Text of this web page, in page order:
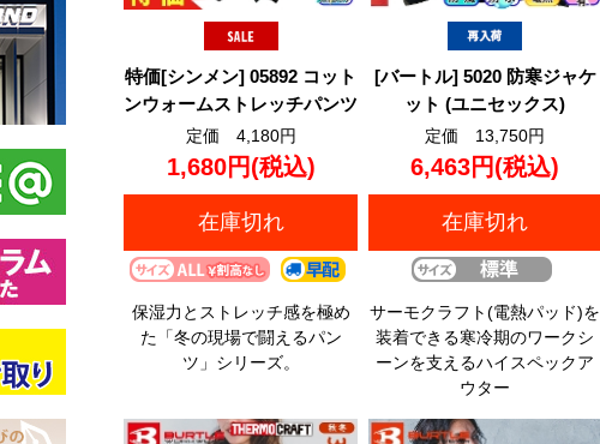
特価[シンメン] 05892 コット
ンウォームストレッチパンツ
定価 4,180円
1,680円(税込)
在庫切れ
保湿力とストレッチ感を極め
た「冬の現場で闘えるパン
ツ」シリーズ。
[バートル] 5020 防寒ジャケ
ット (ユニセックス)
定価 13,750円
6,463円(税込)
在庫切れ
サーモクラフト(電熱パッド)を
装着できる寒冷期のワークシ
ーンを支えるハイスペックア
ウター